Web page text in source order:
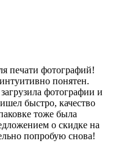
печати фотографий!
понятен.
фотографии и
быстро, качество
тоже была
о скидке на
попробую снова!